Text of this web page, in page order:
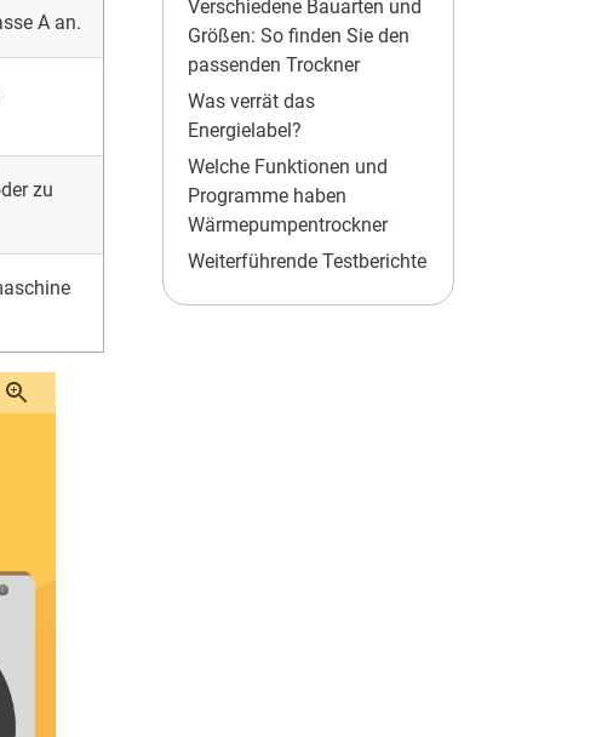
A an.
zu
Verschiedene Bauarten und
Größen: So finden Sie den
passenden Trockner
Was verrät das
Energielabel?
Welche Funktionen und
Programme haben
Wärmepumpentrockner
Weiterführende Testberichte